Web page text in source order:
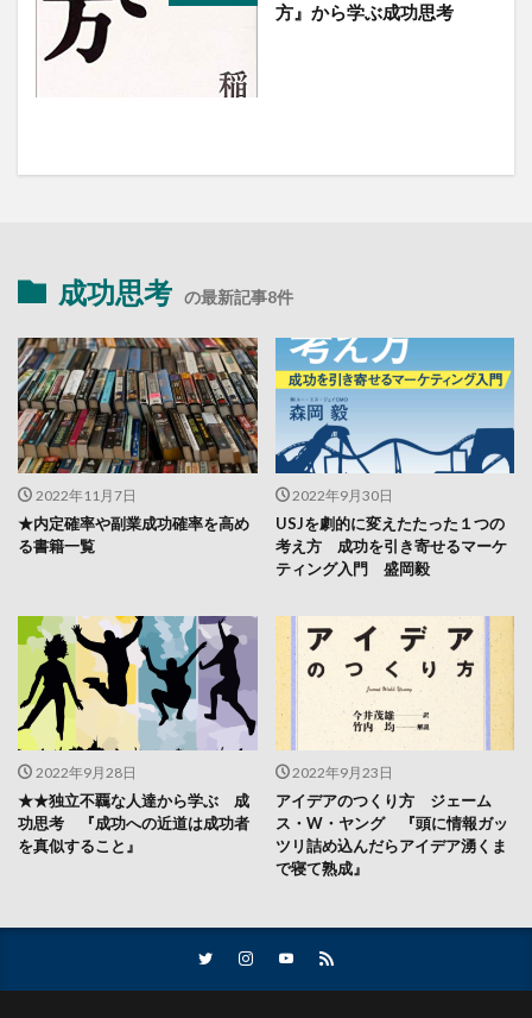
方』から学ぶ成功思考
成功思考 の最新記事8件
2022年11月7日
★内定確率や副業成功確率を高め
る書籍一覧
2022年9月30日
USJを劇的に変えたたった１つの
考え方 成功を引き寄せるマーケ
ティング入門 盛岡毅
2022年9月28日
★★独立不覊な人達から学ぶ 成
功思考 『成功への近道は成功者
を真似すること』
2022年9月23日
アイデアのつくり方 ジェーム
ス・W・ヤング 『頭に情報ガッ
ツリ詰め込んだらアイデア湧くま
で寝て熟成』